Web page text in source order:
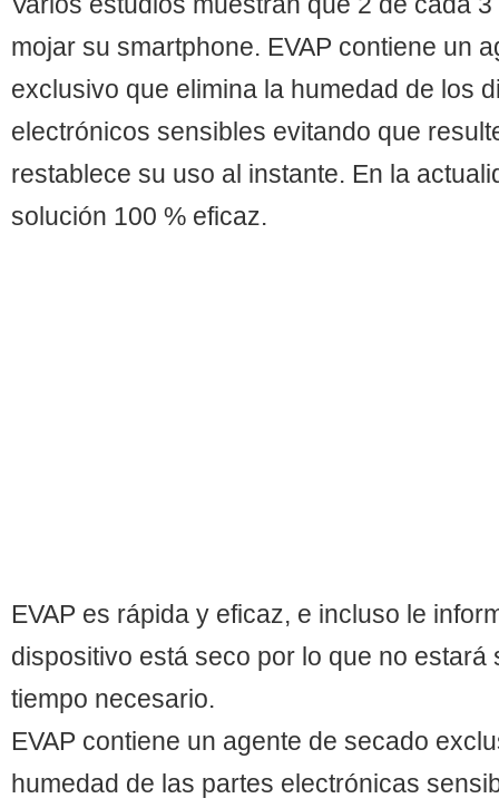
mojar su smartphone. EVAP contiene un
exclusivo que elimina la humedad de los
electrónicos sensibles evitando que
restablece su uso al instante. En la
solución 100 % eficaz.
EVAP es rápida y eficaz, e incluso le
dispositivo está seco por lo que no estará
tiempo necesario.
EVAP contiene un agente de secado
humedad de las partes electrónicas